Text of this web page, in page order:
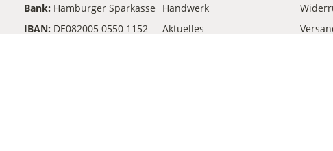
Bank: Hamburger Sparkasse
IBAN: DE082005 0550 1152
Handwerk
Aktuelles